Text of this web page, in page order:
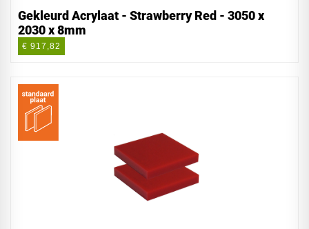
Gekleurd Acrylaat - Strawberry Red - 3050 x
2030 x 8mm
€ 917,82